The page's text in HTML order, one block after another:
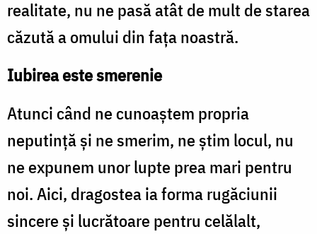
realitate, nu ne pasă atât de mult de starea
căzută a omului din fața noastră.
Iubirea este smerenie
Atunci când ne cunoaștem propria
neputință și ne smerim, ne știm locul, nu
ne expunem unor lupte prea mari pentru
noi. Aici, dragostea ia forma rugăciunii
sincere și lucrătoare pentru celălalt,